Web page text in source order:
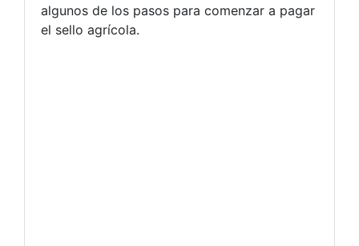
algunos de los pasos para comenzar a pagar
el sello agrícola.